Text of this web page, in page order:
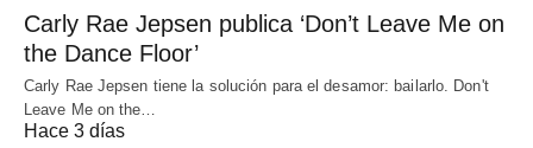
Carly Rae Jepsen publica ‘Don’t Leave Me on
the Dance Floor’
Carly Rae Jepsen tiene la solución para el desamor: bailarlo. Don't
Leave Me on the…
Hace 3 días